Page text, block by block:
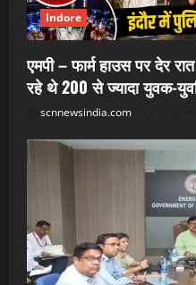
Indore
एमपी – फार्म हाउस पर देर
रहे थे 200 से ज्यादा युवक-
scnnewsindia.com